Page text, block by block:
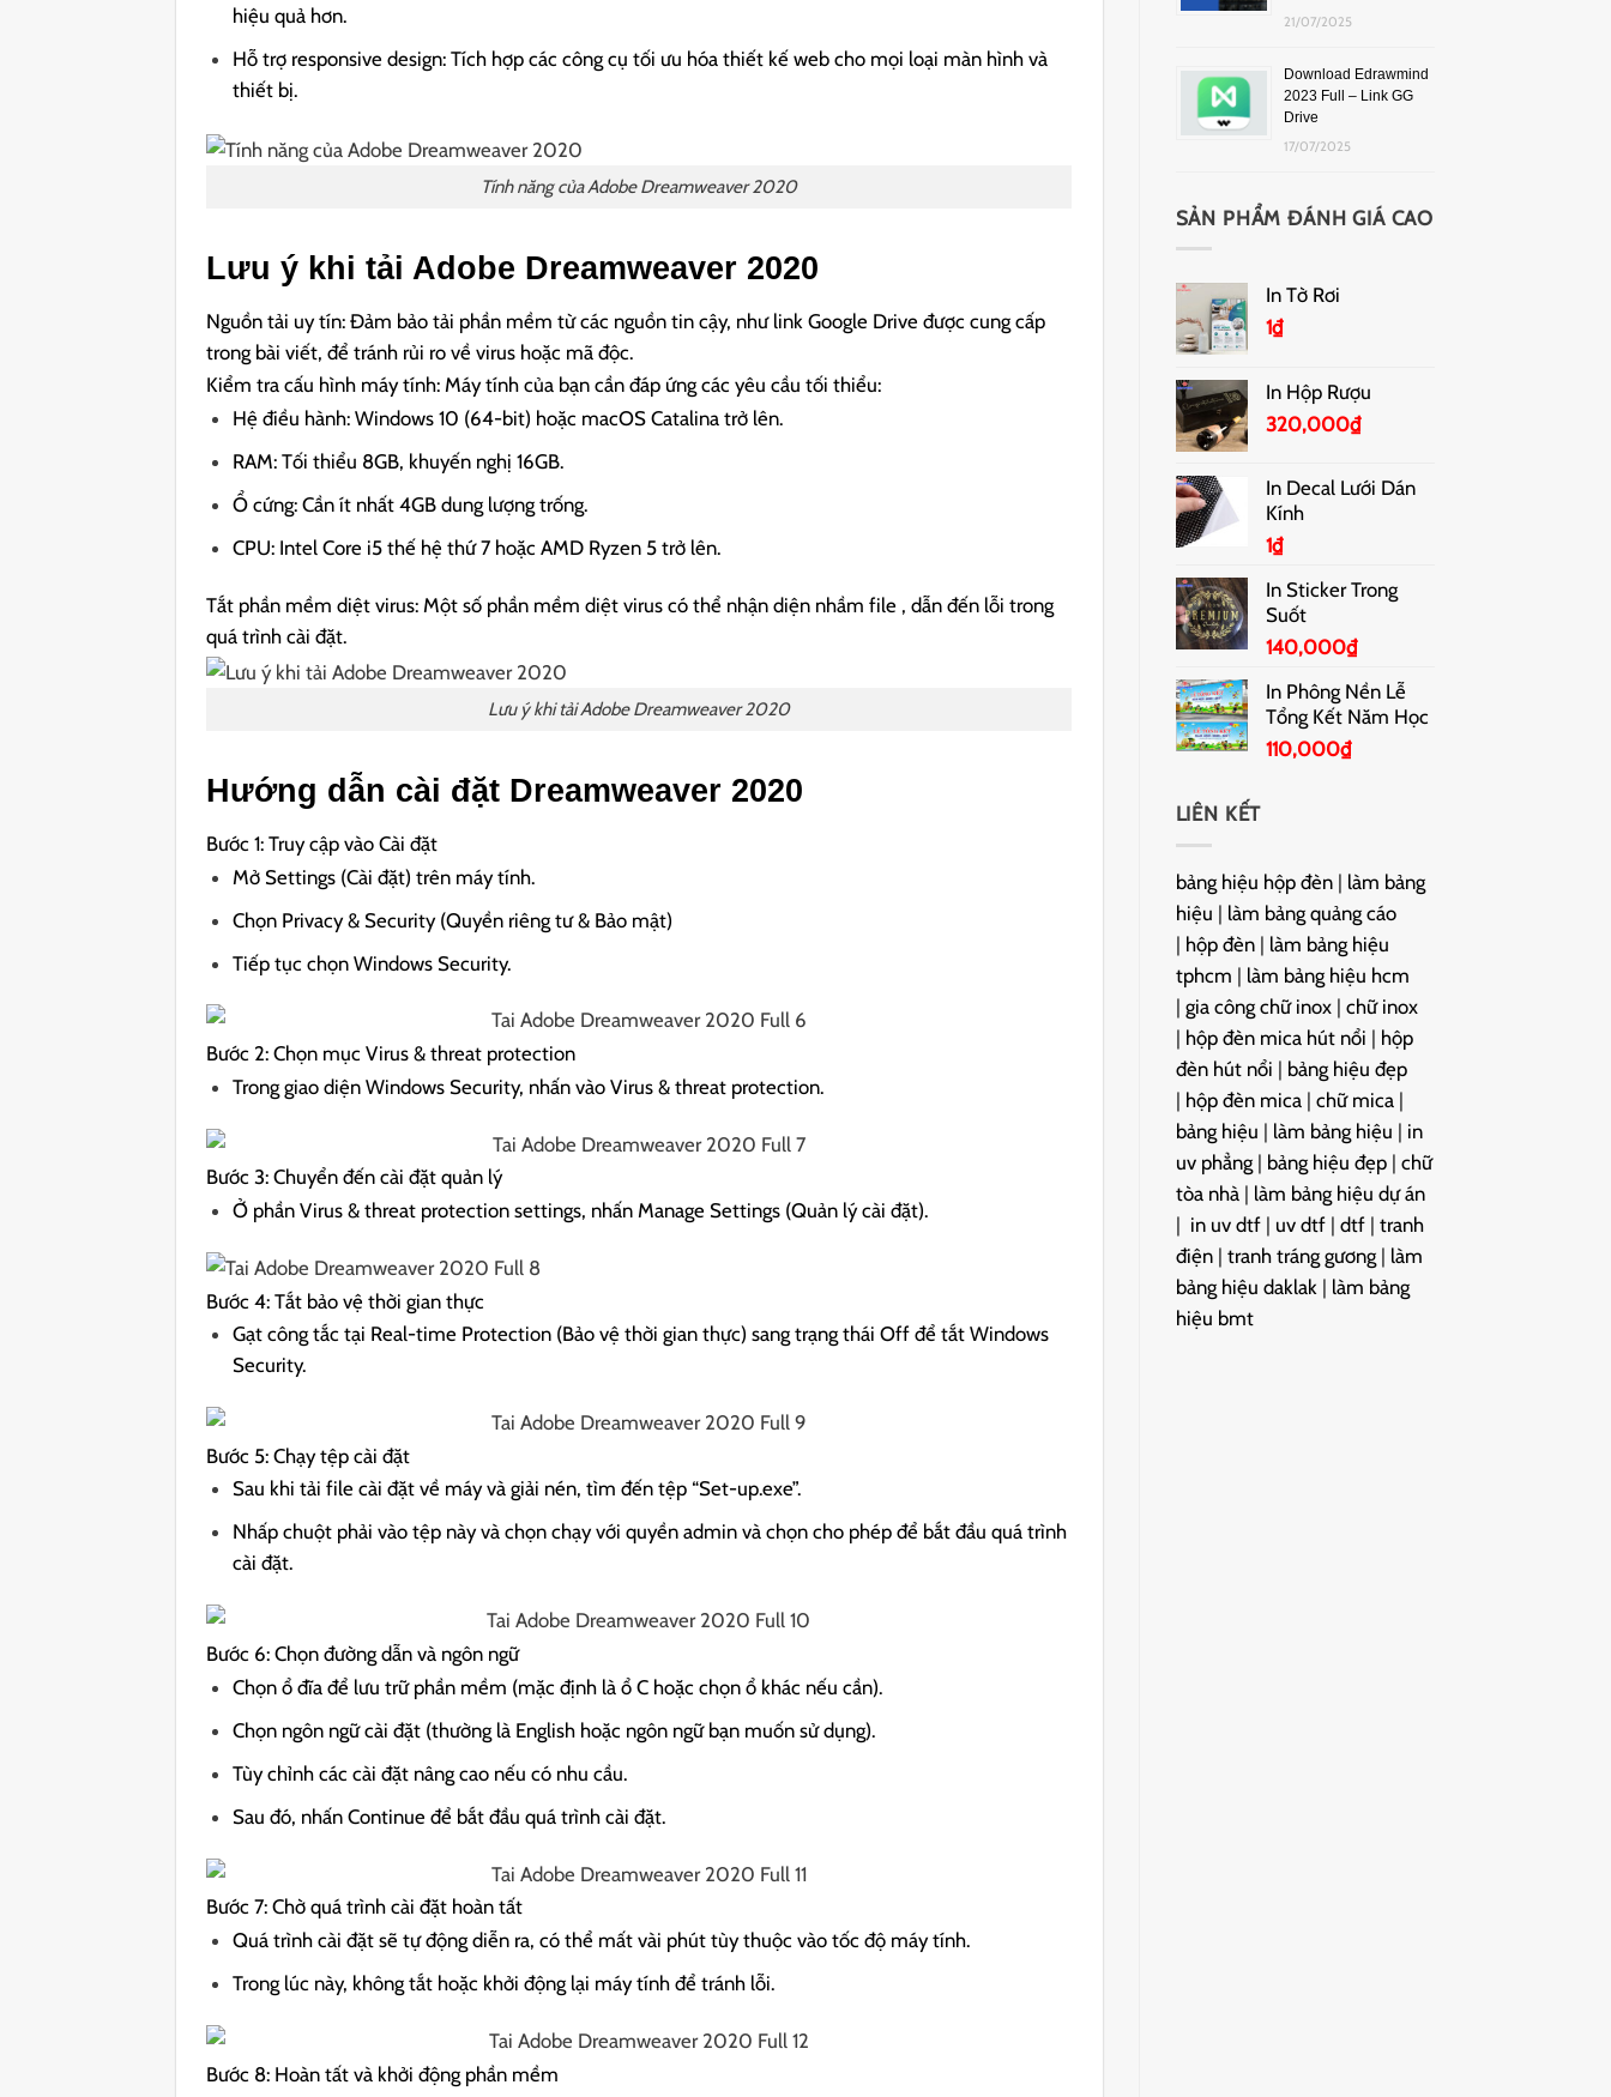
hiệu quả hơn.
Hỗ trợ responsive design: Tích hợp các công cụ tối ưu hóa thiết kế web cho mọi loại màn hình và
thiết bị.
Tính năng của Adobe Dreamweaver 2020
Lưu ý khi tải Adobe Dreamweaver 2020
Nguồn tải uy tín: Đảm bảo tải phần mềm từ các nguồn tin cậy, như link Google Drive được cung cấp
trong bài viết, để tránh rủi ro về virus hoặc mã độc.
Kiểm tra cấu hình máy tính: Máy tính của bạn cần đáp ứng các yêu cầu tối thiểu:
Hệ điều hành: Windows 10 (64-bit) hoặc macOS Catalina trở lên.
RAM: Tối thiểu 8GB, khuyến nghị 16GB.
Ổ cứng: Cần ít nhất 4GB dung lượng trống.
CPU: Intel Core i5 thế hệ thứ 7 hoặc AMD Ryzen 5 trở lên.
Tắt phần mềm diệt virus: Một số phần mềm diệt virus có thể nhận diện nhầm file , dẫn đến lỗi trong
quá trình cài đặt.
Lưu ý khi tải Adobe Dreamweaver 2020
Hướng dẫn cài đặt Dreamweaver 2020
Bước 1: Truy cập vào Cài đặt
Mở Settings (Cài đặt) trên máy tính.
Chọn Privacy & Security (Quyền riêng tư & Bảo mật)
Tiếp tục chọn Windows Security.
Bước 2: Chọn mục Virus & threat protection
Trong giao diện Windows Security, nhấn vào Virus & threat protection.
Bước 3: Chuyển đến cài đặt quản lý
Ở phần Virus & threat protection settings, nhấn Manage Settings (Quản lý cài đặt).
Bước 4: Tắt bảo vệ thời gian thực
Gạt công tắc tại Real-time Protection (Bảo vệ thời gian thực) sang trạng thái Off để tắt Windows
Security.
Bước 5: Chạy tệp cài đặt
Sau khi tải file cài đặt về máy và giải nén, tìm đến tệp “Set-up.exe”.
Nhấp chuột phải vào tệp này và chọn chạy với quyền admin và chọn cho phép để bắt đầu quá trình
cài đặt.
Bước 6: Chọn đường dẫn và ngôn ngữ
Chọn ổ đĩa để lưu trữ phần mềm (mặc định là ổ C hoặc chọn ổ khác nếu cần).
Chọn ngôn ngữ cài đặt (thường là English hoặc ngôn ngữ bạn muốn sử dụng).
Tùy chỉnh các cài đặt nâng cao nếu có nhu cầu.
Sau đó, nhấn Continue để bắt đầu quá trình cài đặt.
Bước 7: Chờ quá trình cài đặt hoàn tất
Quá trình cài đặt sẽ tự động diễn ra, có thể mất vài phút tùy thuộc vào tốc độ máy tính.
Trong lúc này, không tắt hoặc khởi động lại máy tính để tránh lỗi.
Bước 8: Hoàn tất và khởi động phần mềm
21/07/2025
Download Edrawmind
2023 Full – Link GG
Drive
17/07/2025
SẢN PHẨM ĐÁNH GIÁ CAO
In Tờ Rơi
1₫
In Hộp Rượu
320,000₫
In Decal Lưới Dán
Kính
1₫
In Sticker Trong
Suốt
140,000₫
In Phông Nền Lễ
Tổng Kết Năm Học
110,000₫
LIÊN KẾT
bảng hiệu hộp đèn| làm bảng
hiệu | làm bảng quảng cáo
| hộp đèn| làm bảng hiệu
tphcm | làm bảng hiệu hcm
| gia công chữ inox| chữ inox
| hộp đèn mica hút nổi | hộp
đèn hút nổi | bảng hiệu đẹp
| hộp đèn mica| chữ mica|
bảng hiệu | làm bảng hiệu | in
uv phẳng| bảng hiệu đẹp| chữ
tòa nhà| làm bảng hiệu dự án
| in uv dtf| uv dtf| dtf| tranh
điện| tranh tráng gương| làm
bảng hiệu daklak| làm bảng
hiệu bmt